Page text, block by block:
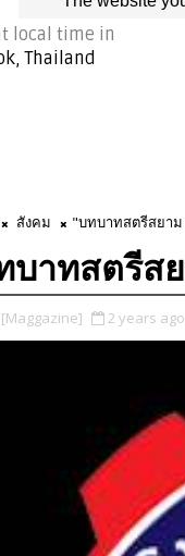
local time in
Thailand
สังคม "บทบาทสตรีสยา
บาทสตรีส
2 years ago